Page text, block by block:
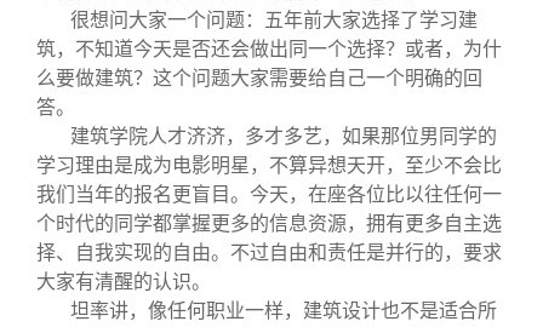
理事会名单
制度法规
联系我们
很想问大家一个问题：五年前大家选择了学习建
筑，不知道今天是否还会做出同一个选择？或者，为什
么要做建筑？这个问题大家需要给自己一个明确的回
答。
建筑学院人才济济，多才多艺，如果那位男同学的
学习理由是成为电影明星，不算异想天开，至少不会比
我们当年的报名更盲目。今天，在座各位比以往任何一
个时代的同学都掌握更多的信息资源，拥有更多自主选
择、自我实现的自由。不过自由和责任是并行的，要求
大家有清醒的认识。
坦率讲，像任何职业一样，建筑设计也不是适合所